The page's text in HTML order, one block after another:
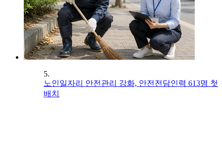
5.
노인일자리 안전관리 강화, 안전전담인력 613명 첫
배치